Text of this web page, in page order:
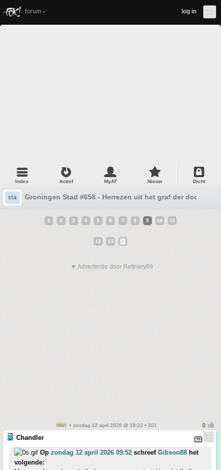
forum log in
Index Actief MyAT Nieuw Dicht
sta Groningen Stad #658 - Herrezen uit het graf der dode
1 2 3 4 5 6 7 8 9 10 11
12 13
▼ Advertentie door Refinery89
• zondag 12 april 2026 @ 18:22 • 201
Chandler
Op zondag 12 april 2026 09:52 schreef Gibson88 het
volgende: